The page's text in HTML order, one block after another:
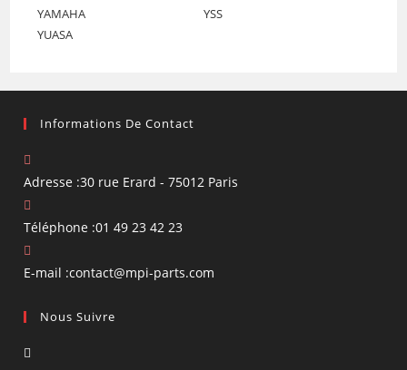
YAMAHA
YSS
YUASA
Informations De Contact
Adresse :30 rue Erard - 75012 Paris
Téléphone :01 49 23 42 23
E-mail :contact@mpi-parts.com
Nous Suivre